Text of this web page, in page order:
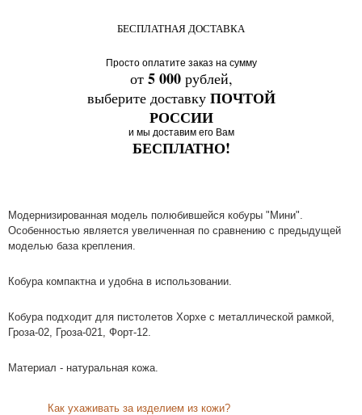
БЕСПЛАТНАЯ ДОСТАВКА
Просто оплатите заказ на сумму
от 5 000рублей,
выберите доставку ПОЧТОЙ
РОССИИ
и мы доставим его Вам
БЕСПЛАТНО!
Модернизированная модель полюбившейся кобуры "Мини".
Особенностью является увеличенная по сравнению с предыдущей
моделью база крепления.
Кобура компактна и удобна в использовании.
Кобура подходит для пистолетов Хорхе с металлической рамкой,
Гроза-02, Гроза-021, Форт-12.
Материал - натуральная кожа.
Как ухаживать за изделием из кожи?